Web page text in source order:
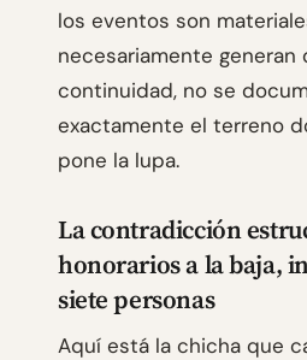
los eventos son
necesariamente generan
continuidad, no se
exactamente el terreno
pone la lupa.
La contradicción
honorarios a la baja,
siete personas
Aquí está la chicha que